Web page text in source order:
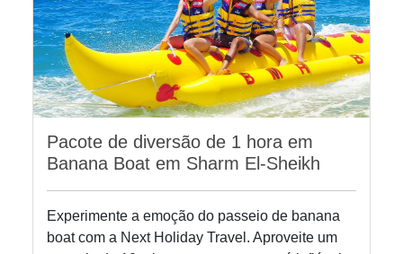
Pacote de diversão de 1 hora em
Banana Boat em Sharm El-Sheikh
Experimente a emoção do passeio de banana
boat com a Next Holiday Travel. Aproveite um